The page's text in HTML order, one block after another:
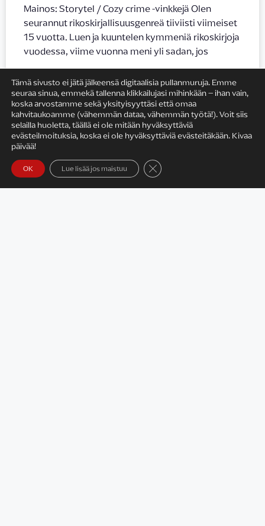
Mainos: Storytel / Cozy crime -vinkkejä Olen
seurannut rikoskirjallisuusgenreä tiiviisti viimeiset
15 vuotta. Luen ja kuuntelen kymmeniä rikoskirjoja
vuodessa, viime vuonna meni yli sadan, jos
LUE LISÄÄ »
6.6.2022
Tämä sivusto ei jätä jälkeensä digitaalisia pullanmuruja. Emme
seuraa sinua, emmekä tallenna klikkailujasi mihinkään – ihan vain,
koska arvostamme sekä yksityisyyttäsi että omaa
kahvitaukoamme (vähemmän dataa, vähemmän työtä!). Voit siis
selailla huoletta, täällä ei ole mitään hyväksyttäviä
evästeilmoituksia, koska ei ole hyväksyttäviä evästeitäkään. Kivaa
päivää!
OK Lue lisää jos maistuu Sulje evästebanneri